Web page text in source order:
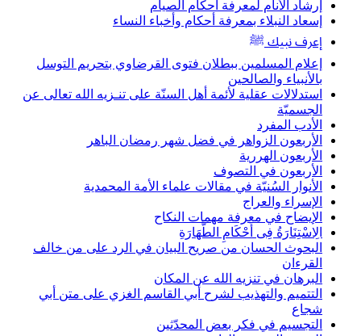
إرشاد الأنام لمعرفة أحكام الصيام
إسعاد النبلاء بمعرفة أحكام وأخباء النساء
إعرف نبيك ﷺ
إعلام المسلمين ببطلان فتوى القرضاوي بتحريم التوسل
بالأنبياء والصالحين
استدلالات عقلية لأئمة أهل السنّة على تنـزيه الله تعالى عن
الجسميّة
الأدب المفرد
الأربعون الزواهر في فضل شهر رمضان الباهر
الأربعون الهررية
الأربعون في التصوف
الأنوار السُنيّة في مقالات علماء الأمة المحمدية
الإسراء والعراج
الإيضاح في معرفة مهمات النكاح
الِاسْتِنَارَةُ فِى أَحْكَامِ الطَّهَارَةِ
البحوث الحسان من صريح البيان في الرد على من خالف
القرءان
البرهان في تنزيه الله عن المكان
التتميم والتهذيب لشرح أبي القاسم الغزي على متن أبي
شجاع
التجسيم في فكر بعض المحدّثين